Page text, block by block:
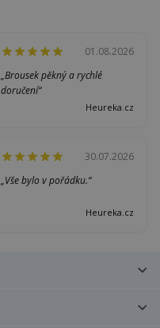
01.08.2026
„Brousek pěkný a rychlé
doručení“
Heureka.cz
30.07.2026
„Vše bylo v pořádku.“
Heureka.cz